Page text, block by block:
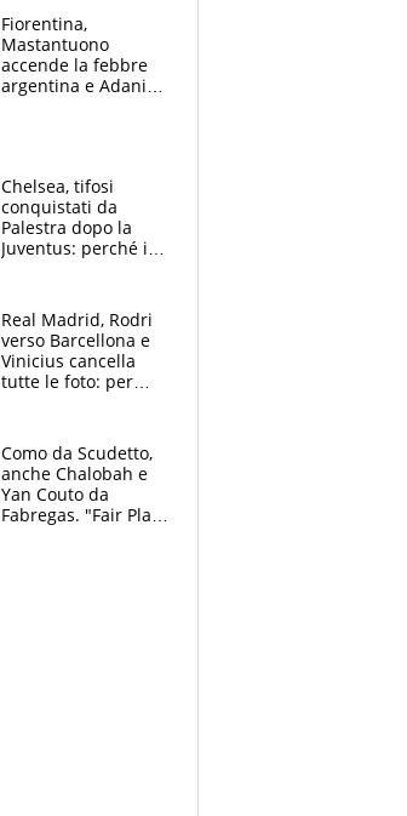
giornalista, mamma
insegnante e il
fratello calciatore
Fiorentina,
Mastantuono
accende la febbre
argentina e Adani
Chelsea, tifosi
conquistati da
Palestra dopo la
Juventus: perché i
Real Madrid, Rodri
verso Barcellona e
Vinicius cancella
tutte le foto: per
Como da Scudetto,
anche Chalobah e
Yan Couto da
Fabregas. "Fair Play